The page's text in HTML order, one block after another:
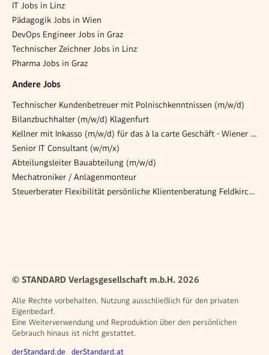
IT Jobs in Linz
Pädagogik Jobs in Wien
DevOps Engineer Jobs in Graz
Technischer Zeichner Jobs in Linz
Pharma Jobs in Graz
Andere Jobs
Technischer Kundenbetreuer mit Polnischkenntnissen (m/w/d)
Bilanzbuchhalter (m/w/d) Klagenfurt
Kellner mit Inkasso (m/w/d) für das à la carte Geschäft - Wiener Rathauskeller
Senior IT Consultant (w/m/x)
Abteilungsleiter Bauabteilung (m/w/d)
Mechatroniker / Anlagenmonteur
Steuerberater Flexibilität persönliche Klientenberatung Feldkirch (m/w/d)
© STANDARD Verlagsgesellschaft m.b.H. 2026
Alle Rechte vorbehalten. Nutzung ausschließlich für den privaten
Eigenbedarf.
Eine Weiterverwendung und Reproduktion über den persönlichen
Gebrauch hinaus ist nicht gestattet.
Weitere Angebote
derStandard.de derStandard.at